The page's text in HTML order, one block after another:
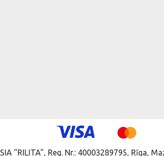
SIA "RILITA", Reg. Nr.: 40003289795, Rīga,